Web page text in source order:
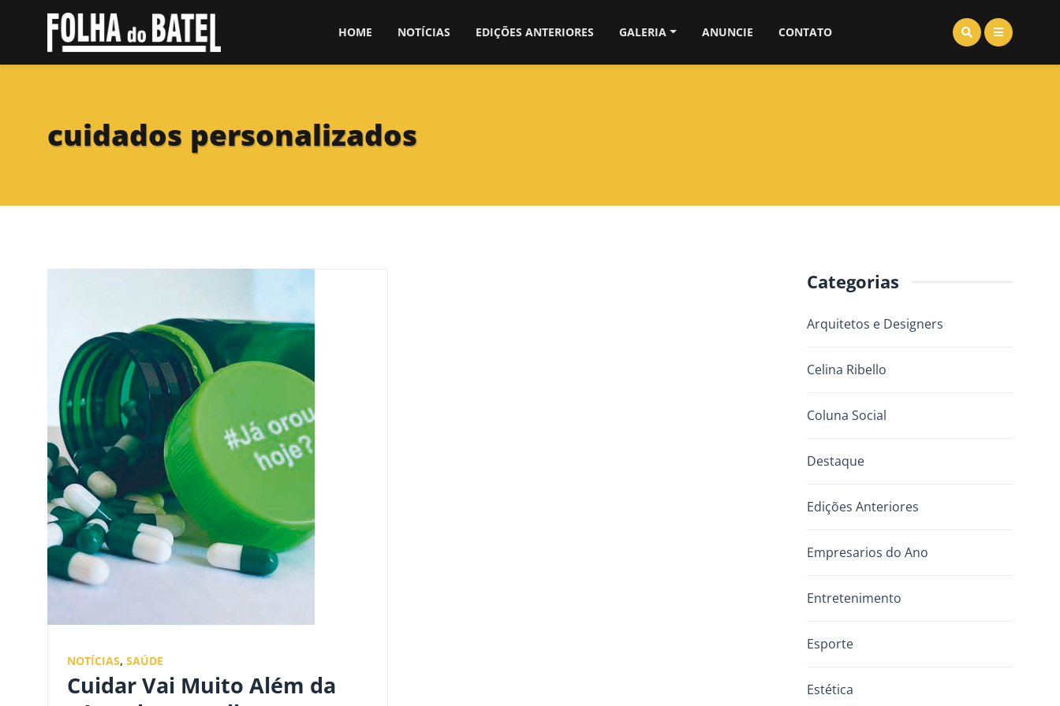
HOME NOTÍCIAS EDIÇÕES ANTERIORES GALERIA ANUNCIE CONTATO
cuidados personalizados
NOTÍCIAS, SAÚDE
Cuidar Vai Muito Além da
Categorias
Arquitetos e Designers
Celina Ribello
Coluna Social
Destaque
Edições Anteriores
Empresarios do Ano
Entretenimento
Esporte
Estética